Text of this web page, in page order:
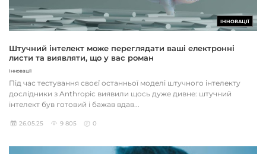
ІННОВАЦІЇ
Штучний інтелект може переглядати ваші електронні
листи та виявляти, що у вас роман
Інновації
Під час тестування своєї останньої моделі штучного інтелекту
дослідники з Anthropic виявили щось дуже дивне: штучний
інтелект був готовий і бажав вдав...
26.05.25 9 805 0